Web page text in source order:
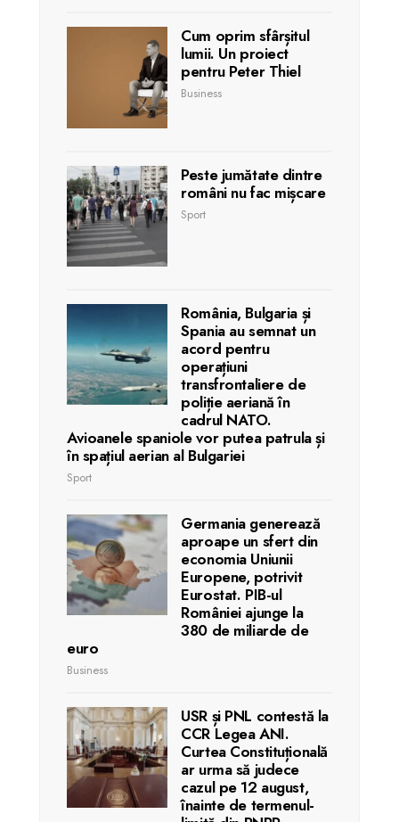
Cum oprim sfârșitul
lumii. Un proiect
pentru Peter Thiel
Business
Peste jumătate dintre
români nu fac mișcare
Sport
România, Bulgaria și
Spania au semnat un
acord pentru
operațiuni
transfrontaliere de
poliție aeriană în
cadrul NATO.
Avioanele spaniole vor putea patrula și
în spațiul aerian al Bulgariei
Sport
Germania generează
aproape un sfert din
economia Uniunii
Europene, potrivit
Eurostat. PIB-ul
României ajunge la
380 de miliarde de
euro
Business
USR și PNL contestă la
CCR Legea ANI.
Curtea Constituțională
ar urma să judece
cazul pe 12 august,
înainte de termenul-